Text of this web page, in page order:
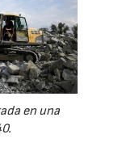
en una